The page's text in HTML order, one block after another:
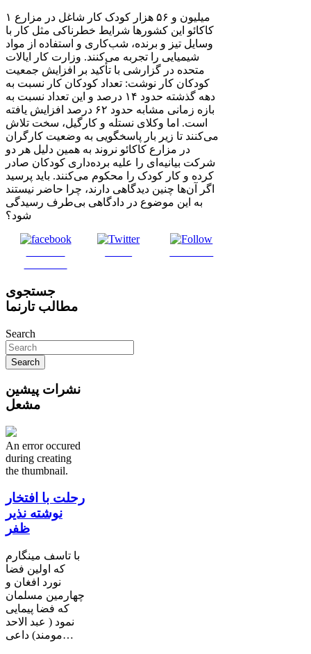
۱ میلیون و ۵۶ هزار کودک کار شاغل در مزارع
کاکائو این کشورها شرایط خطرناکی مثل کار با
وسایل تیز و برنده، شب‌کاری و استفاده از مواد
شیمیایی را تجربه می‌کنند. وزارت کار ایالات
متحده در گزارشی با تأکید بر افزایش جمعیت
کودکان کار نوشت: تعداد کودکان کار نسبت به
دهه گذشته حدود ۱۴ درصد و این تعداد نسبت به
بازه زمانی مشابه حدود ۶۲ درصد افزایش یافته
است. اما وکلای نستله و کارگیل، سخت تلاش
می‌کنند تا زیر بار پاسخگویی به وضعیت کارگران
در مزارع کاکائو نروند به همین دلیل هر دو
شرکت بیانیه‌ای را علیه برده‌داری کودکان صادر
کرده و کار کودک را محکوم می‌کنند. باید پرسید
اگر آن‌ها چنین دیدگاهی دارند، چرا حاضر نیستند
به این موضوع در دادگاهی بی‌طرف رسیدگی
شود؟
جستجوی
مطالب تارنما
Search
نشرات پیشین
مشعل
An error occured
during creating
the thumbnail.
رحلت با افتخار
نوشته نذیر
ظفر
با تاسف مینگارم
که اولین فضا
نورد افغان و
چهارمین مسلمان
که فضا پیمایی
نمود ( عبد الاحد
مومند) داعی…